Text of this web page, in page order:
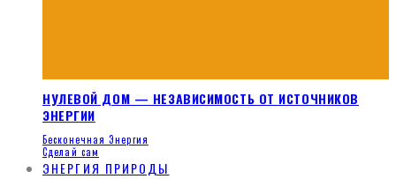
НУЛЕВОЙ ДОМ — НЕЗАВИСИМОСТЬ ОТ ИСТОЧНИКОВ
ЭНЕРГИИ
Бесконечная Энергия
Сделай сам
ЭНЕРГИЯ ПРИРОДЫ